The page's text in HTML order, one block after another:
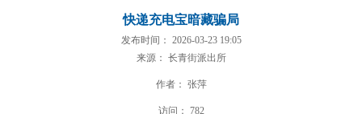
快递充电宝暗藏骗局
发布时间： 2026-03-23 19:05
来源： 长青街派出所
作者： 张萍
访问： 782